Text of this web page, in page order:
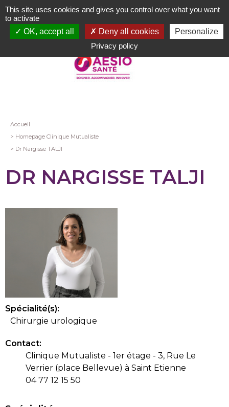
Aller
au
contenu
Fil
d'Ariane
Accueil
Homepage Clinique Mutualiste
Dr Nargisse TALJI
DR NARGISSE TALJI
Spécialité(s):
Chirurgie urologique
Contact:
Clinique Mutualiste - 1er étage - 3, Rue Le
Verrier (place Bellevue) à Saint Etienne
04 77 12 15 50
This site uses cookies and gives you control over what you want
to activate
OK, accept all
Deny all cookies
Personalize
Privacy policy